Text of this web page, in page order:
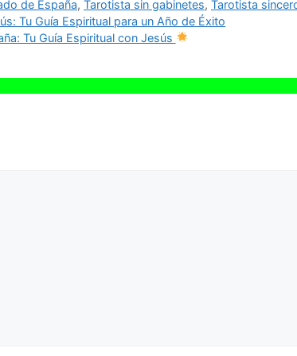
de España, Tarotista sin gabinetes, Tarotista
Tu Guía Espiritual para un Año de Éxito
Tu Guía Espiritual con Jesús